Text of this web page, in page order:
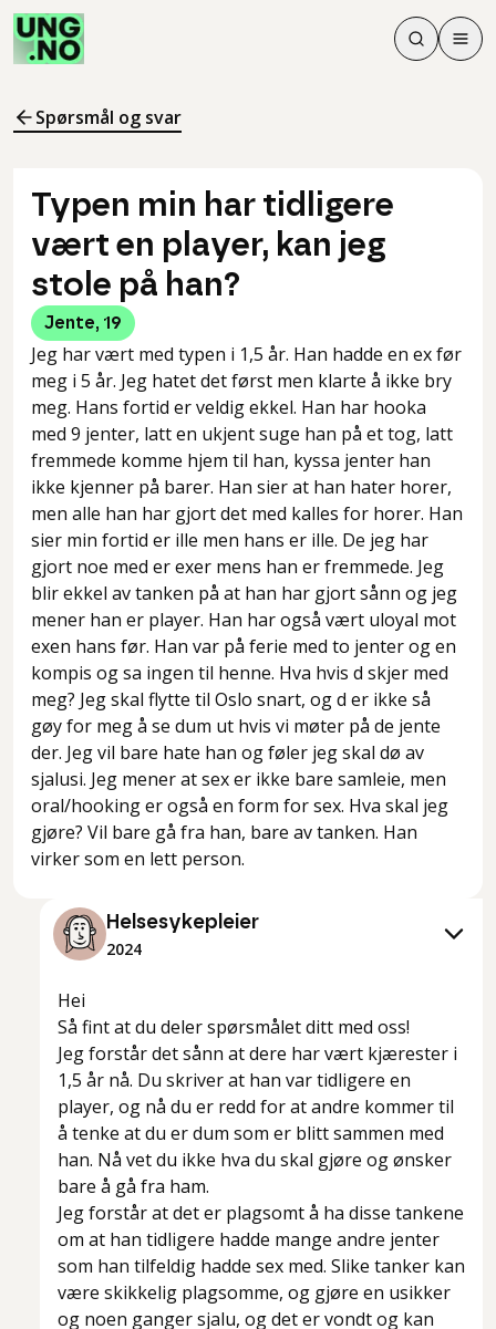
Søk
Søk
Meny
Spørsmål og svar
Typen min har tidligere
vært en player, kan jeg
stole på han?
Jente, 19
Jeg har vært med typen i 1,5 år. Han hadde en ex før
meg i 5 år. Jeg hatet det først men klarte å ikke bry
meg. Hans fortid er veldig ekkel. Han har hooka
med 9 jenter, latt en ukjent suge han på et tog, latt
fremmede komme hjem til han, kyssa jenter han
ikke kjenner på barer. Han sier at han hater horer,
men alle han har gjort det med kalles for horer. Han
sier min fortid er ille men hans er ille. De jeg har
gjort noe med er exer mens han er fremmede. Jeg
blir ekkel av tanken på at han har gjort sånn og jeg
mener han er player. Han har også vært uloyal mot
exen hans før. Han var på ferie med to jenter og en
kompis og sa ingen til henne. Hva hvis d skjer med
meg? Jeg skal flytte til Oslo snart, og d er ikke så
gøy for meg å se dum ut hvis vi møter på de jente
der. Jeg vil bare hate han og føler jeg skal dø av
sjalusi. Jeg mener at sex er ikke bare samleie, men
oral/hooking er også en form for sex. Hva skal jeg
gjøre? Vil bare gå fra han, bare av tanken. Han
virker som en lett person.
Helsesykepleier
2024
Hei
Så fint at du deler spørsmålet ditt med oss!
Jeg forstår det sånn at dere har vært kjærester i
1,5 år nå. Du skriver at han var tidligere en
player, og nå du er redd for at andre kommer til
å tenke at du er dum som er blitt sammen med
han. Nå vet du ikke hva du skal gjøre og ønsker
bare å gå fra ham.
Jeg forstår at det er plagsomt å ha disse tankene
om at han tidligere hadde mange andre jenter
som han tilfeldig hadde sex med. Slike tanker kan
være skikkelig plagsomme, og gjøre en usikker
og noen ganger sjalu, og det er vondt og kan